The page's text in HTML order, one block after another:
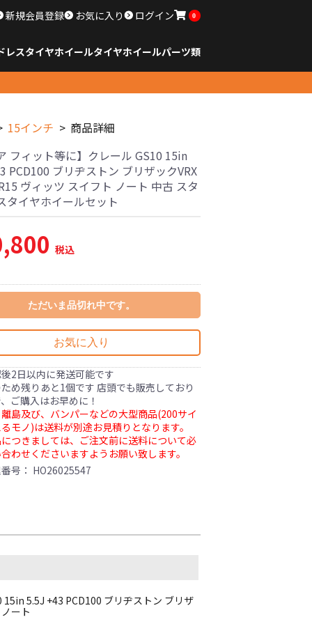
新規会員登録 お気に入り ログイン 0
レスタイヤホイールタイヤホイールパーツ類
15インチ 商品詳細
フィット等に】クレール GS10 15in
PCD100 ブリヂストン ブリザックVRX
ヴィッツ スイフト ノート 中古 スタ
タイヤホイールセット
税込
ただいま品切れ中です。
お気に入り
2日以内に発送可能です
め残りあと1個です 店頭でも販売しており
ご購入はお早めに！
島及び、バンパーなどの大型商品(200サイ
モノ)は送料が別途お見積りとなります。
つきましては、ご注文前に送料について必
わせくださいますようお願い致します。
号： HO26025547
15in 5.5J +43 PCD100 ブリヂストン ブリザ
ート